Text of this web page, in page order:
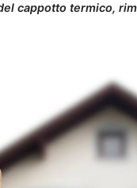
cappotto termico,